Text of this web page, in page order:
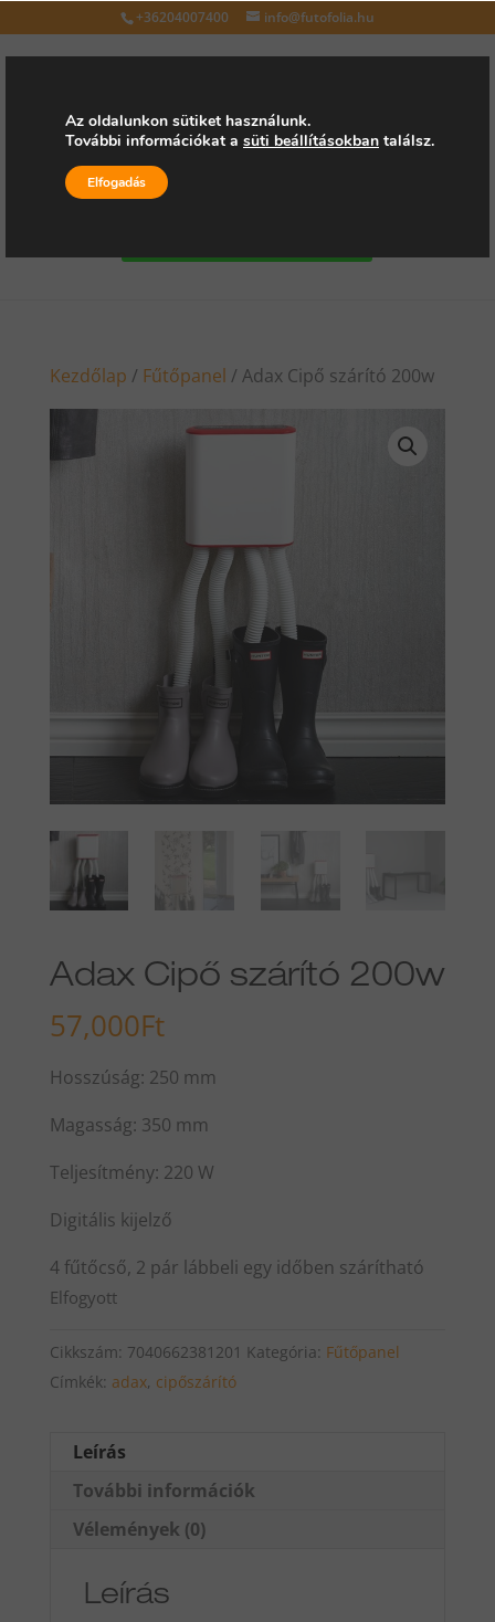
+36204007400 info@futofolia.hu
Válasszon oldalt
Kezdőlap / Fűtőpanel / Adax Cipő szárító 200w
Adax Cipő szárító 200w
57,000Ft
Hosszúság: 250 mm
Magasság: 350 mm
Teljesítmény: 220 W
Digitális kijelző
4 fűtőcső, 2 pár lábbeli egy időben szárítható
Elfogyott
Cikkszám: 7040662381201 Kategória: Fűtőpanel
Címkék: adax, cipőszárító
Leírás
További információk
Vélemények (0)
Leírás
Az oldalunkon sütiket használunk.
További információkat a süti beállításokban találsz.
Elfogadás